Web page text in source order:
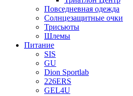
Повседневная одежда
Солнцезащитные очки
Трисьюты
Шлемы
Питание
SIS
GU
Dion Sportlab
226ERS
GEL4U